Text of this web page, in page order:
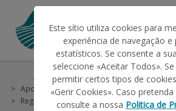
O IFAP
Ajudas/Apoios
Ajudas no Pedido
Apoios Associados
Superfícies
Regras e Informações Básicas
Este sítio utiliza cookies para
experiência de navegação e
estatísticos. Se consente a
seleccione «Aceitar Todos».
permitir certos tipos de
«Gerir Cookies». Caso
consulte a nossa Politica de